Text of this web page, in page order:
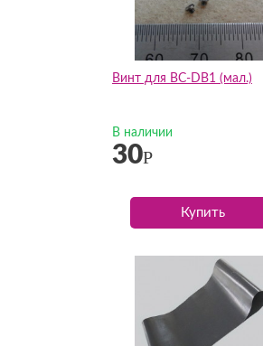
Винт для BC-DB1 (мал.)
В наличии
30Р
Купить